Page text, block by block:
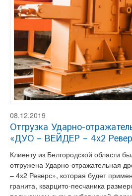
08.12.2019
Отгрузка Ударно-
«ДУО – ВЕЙДЕР – 4х2
Клиенту из Белгородской области
отгружена Ударно-отражательная
– 4х2 Реверс», которая будет
гранита, кварцито-песчаника